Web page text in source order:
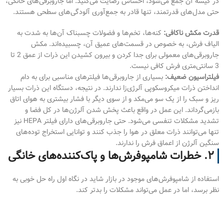
حتی مدل‌های قدرتمند، تنها قادر به جمع‌آوری آلودگی‌های سطحی هستند.
قدرت مکش ناکافی: کنه‌ها، تخم‌ها و فضولات چسبناک آن‌ها به شدت به
الیاف فرش، به خصوص در قسمت‌های عمیق آن، چسبیده‌اند. مکش
جاروبرقی‌های معمولی برای جدا کردن و بیرون کشیدن این ذرات از عمق 2 تا
3 سانتی‌متری فرش کافی نیست.
فیلتراسیون ضعیف: بسیاری از جاروبرقی‌ها فیلترهای مناسبی برای به دام
انداختن ذرات میکروسکوپی آلرژی‌زا ندارند. در نتیجه، دستگاه این ذرات بسیار
ریز و سبک را از یک سو می‌مکد و از سوی دیگر با فشار بیشتری به هوای اتاق
بازمی‌گرداند. این عمل در واقع باعث پخش شدن آلرژن‌ها در کل فضا و
تشدید مشکلات تنفسی می‌شود. حتی جاروبرقی‌های دارای فیلتر HEPA نیز
تنها می‌توانند ذرات معلق در هوا را جذب کنند و توانایی استخراج توده‌های
سنگین آلرژن از اعماق فرش را ندارند.
۲. خطرات شامپوفرش‌ها و پاک‌کننده‌های خانگی
استفاده از شامپوفرش‌های موجود در بازار شاید در نگاه اول راه حل خوبی به
نظر برسد، اما در عمل می‌تواند مشکلات را بدتر کند.